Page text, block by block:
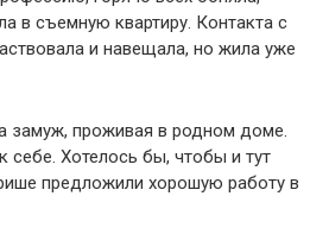
в съемную квартиру. Контакта с
и навещала, но жила уже
замуж, проживая в родном доме.
себе. Хотелось бы, чтобы и тут
предложили хорошую работу в